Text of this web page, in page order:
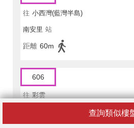
查詢類似樓
往 小西灣(藍灣半島)
南安里 站
距離 60m
606
往 彩雲